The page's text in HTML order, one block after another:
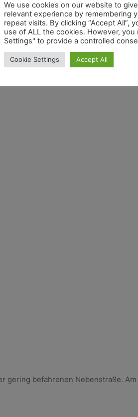
gering befahrenen Nebenstraße.
We use cookies on our website to
relevant experience by remembering
repeat visits. By clicking “Accept All”,
use of ALL the cookies. However, you
Settings" to provide a controlled
Cookie Settings Accept All